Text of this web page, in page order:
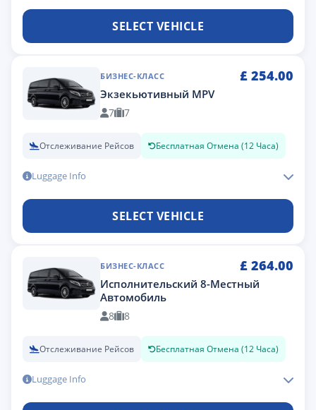
SELECT VEHICLE
БИЗНЕС-КЛАСС £ 254.00
Экзекьютивный MPV
7 7
Отслеживание Рейсов Бесплатная Отмена (12 Часа)
Luggage Info
SELECT VEHICLE
БИЗНЕС-КЛАСС £ 264.00
Исполнительский 8-Местный
Автомобиль
8 8
Отслеживание Рейсов Бесплатная Отмена (12 Часа)
Luggage Info